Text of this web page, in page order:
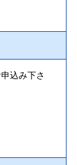
込み下さ